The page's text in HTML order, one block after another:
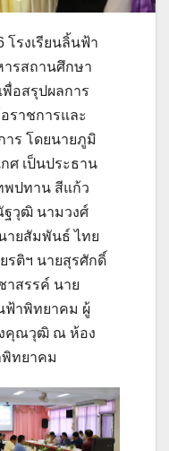
โรงเรียนลิ้นฟ้า
รสถานศึกษา
พื่อสรุปผลการ
ราชการและ
าร โดยนายภูมิ
ศ เป็นประธาน
พปทาน สีแก้ว
ฐวุฒิ นามวงศ์
ายสัมพันธ์ ไทย
ยรติฯ นายสุรศักดิ์
าสรรค์ นาย
ฟ้าพิทยาคม ผู้
คุณวุฒิ ณ ห้อง
พิทยาคม